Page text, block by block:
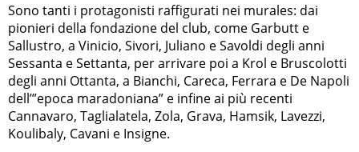
Sono tanti i protagonisti raffigurati nei murales: dai
pionieri della fondazione del club, come Garbutt e
Sallustro, a Vinicio, Sivori, Juliano e Savoldi degli anni
Sessanta e Settanta, per arrivare poi a Krol e Bruscolotti
degli anni Ottanta, a Bianchi, Careca, Ferrara e De Napoli
dell’”epoca maradoniana” e infine ai più recenti
Cannavaro, Taglialatela, Zola, Grava, Hamsik, Lavezzi,
Koulibaly, Cavani e Insigne.